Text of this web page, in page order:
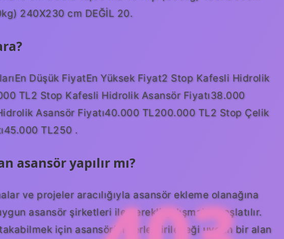
240X230 cm DEĞİL 20.
Düşük FiyatEn Yüksek Fiyat2 Stop Kafesli Hidrolik
TL2 Stop Kafesli Hidrolik Asansör Fiyatı38.000
Asansör Fiyatı40.000 TL200.000 TL2 Stop Çelik
TL250 .
asansör yapılır mı?
ve projeler aracılığıyla asansör ekleme olanağına
asansör şirketleri ile gerekli çalışmalar başlatılır.
için asansörün yerleştirileceği uygun bir alan